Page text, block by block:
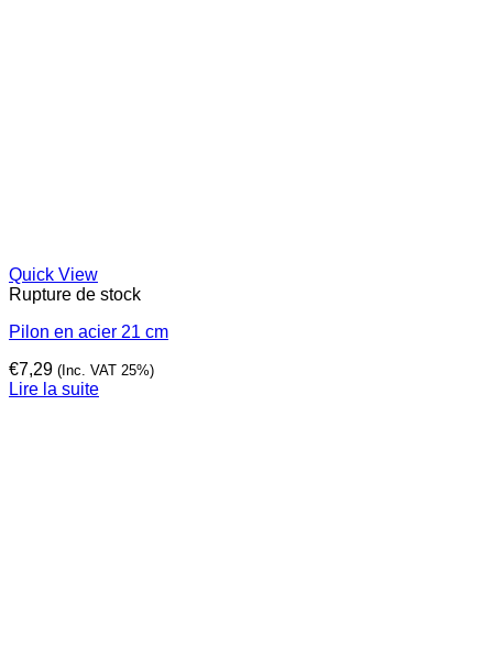
Quick View
Rupture de stock
Pilon en acier 21 cm
€7,29 (Inc. VAT 25%)
Lire la suite